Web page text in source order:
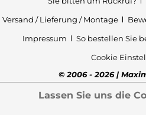
Versand / Lieferung / Montage
Impressum
So bestellen Sie
Cookie
© 2006 - 2026 |
Lassen Sie uns die